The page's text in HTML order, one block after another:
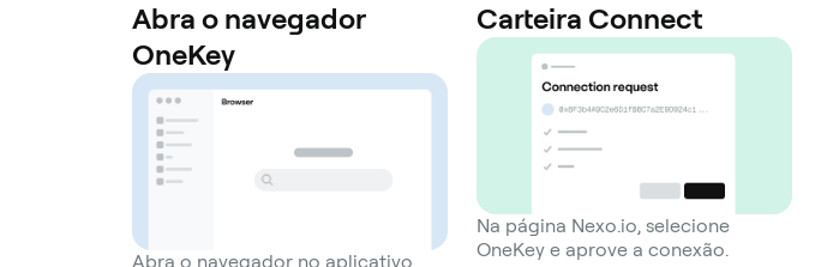
Abra o navegador
OneKey
Abra o navegador no aplicativo
Carteira Connect
Na página Nexo.io, selecione
OneKey e aprove a conexão.